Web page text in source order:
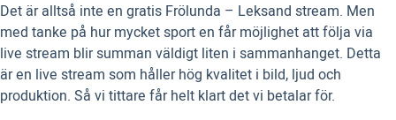
Det är alltså inte en gratis Frölunda – Leksand stream. Men
med tanke på hur mycket sport en får möjlighet att följa via
live stream blir summan väldigt liten i sammanhanget. Detta
är en live stream som håller hög kvalitet i bild, ljud och
produktion. Så vi tittare får helt klart det vi betalar för.